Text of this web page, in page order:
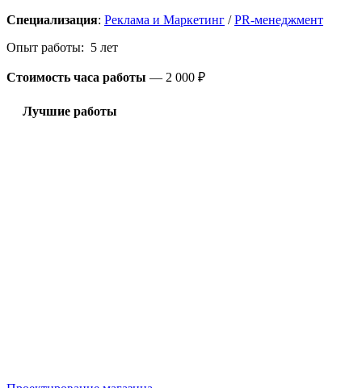
Специализация: Реклама и Маркетинг /PR-менеджмент
Опыт работы: 5 лет
Стоимость часа работы — 2 000 ₽
Лучшие работы